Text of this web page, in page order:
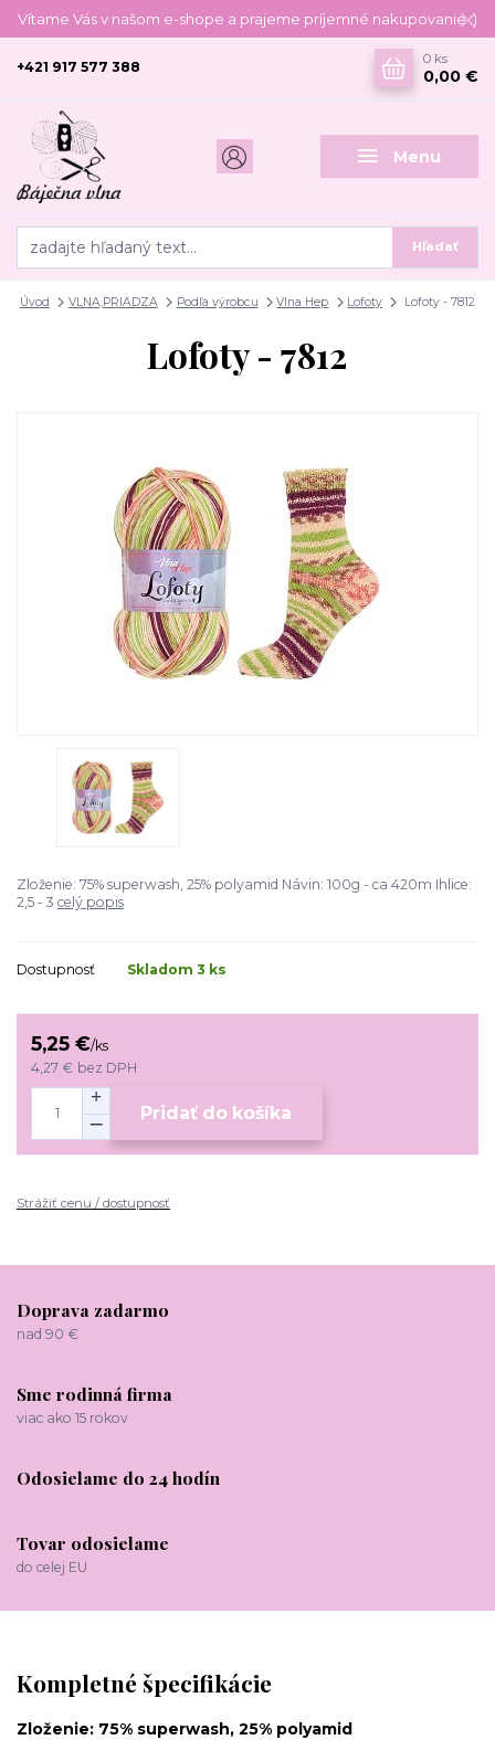
Vítame Vás v našom e-shope a prajeme príjemné nakupovanie :)
Menu
Hľadať
+421 917 577 388
0 ks
0,00 €
Úvod VLNA,PRIADZA Podľa výrobcu Vlna Hep Lofoty Lofoty - 7812
Lofoty - 7812
Zloženie: 75% superwash, 25% polyamid Návin: 100g - ca 420m Ihlice:
2,5 - 3 celý popis
Dostupnosť Skladom 3 ks
5,25 €/ks
4,27 € bez DPH
Pridať do košíka
Strážiť cenu / dostupnosť
Doprava zadarmo
nad 90 €
Sme rodinná firma
viac ako 15 rokov
Odosielame do 24 hodín
Tovar odosielame
do celej EU
Kompletné špecifikácie
Zloženie: 75% superwash, 25% polyamid